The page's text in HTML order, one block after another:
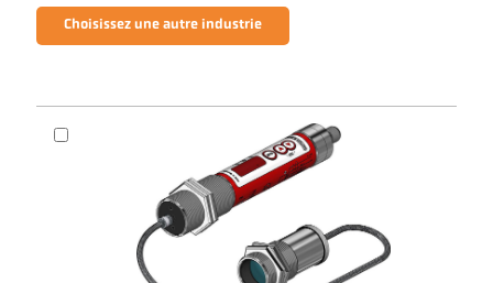
Choisissez une autre industrie